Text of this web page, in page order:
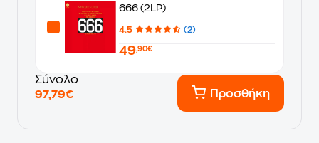
666 (2LP)
4.5 (2)
49,90€
Σύνολο
97,79€
Προσθήκη